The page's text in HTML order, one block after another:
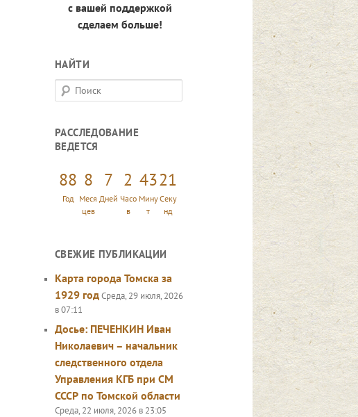
с вашей поддержкой
сделаем больше!
НАЙТИ
П
о
с
к
РАССЛЕДОВАНИЕ
ВЕДЕТСЯ
88
Год
8
Меся
цев
7
Дней
2
Часо
в
43
Мину
т
22
Секу
нд
СВЕЖИЕ ПУБЛИКАЦИИ
Карта города Томска за
1929 годСреда, 29 июля, 2026
в 07:11
Досье: ПЕЧЕНКИН Иван
Николаевич – начальник
следственного отдела
Управления КГБ при СМ
СССР по Томской области
Среда, 22 июля, 2026 в 23:05